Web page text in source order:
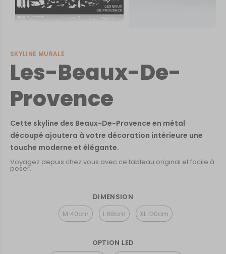
SKYLINE MURALE
Les-Beaux-De-
Provence
Cette skyline des Beaux-De-Provence en métal
découpé ajoutera à votre décoration intérieure une
touche moderne et élégante.
Voyagez depuis chez vous avec ce tableau original et facile à
poser.
DIMENSION
M 40cm
L 68cm XL 120cm
OPTION LED